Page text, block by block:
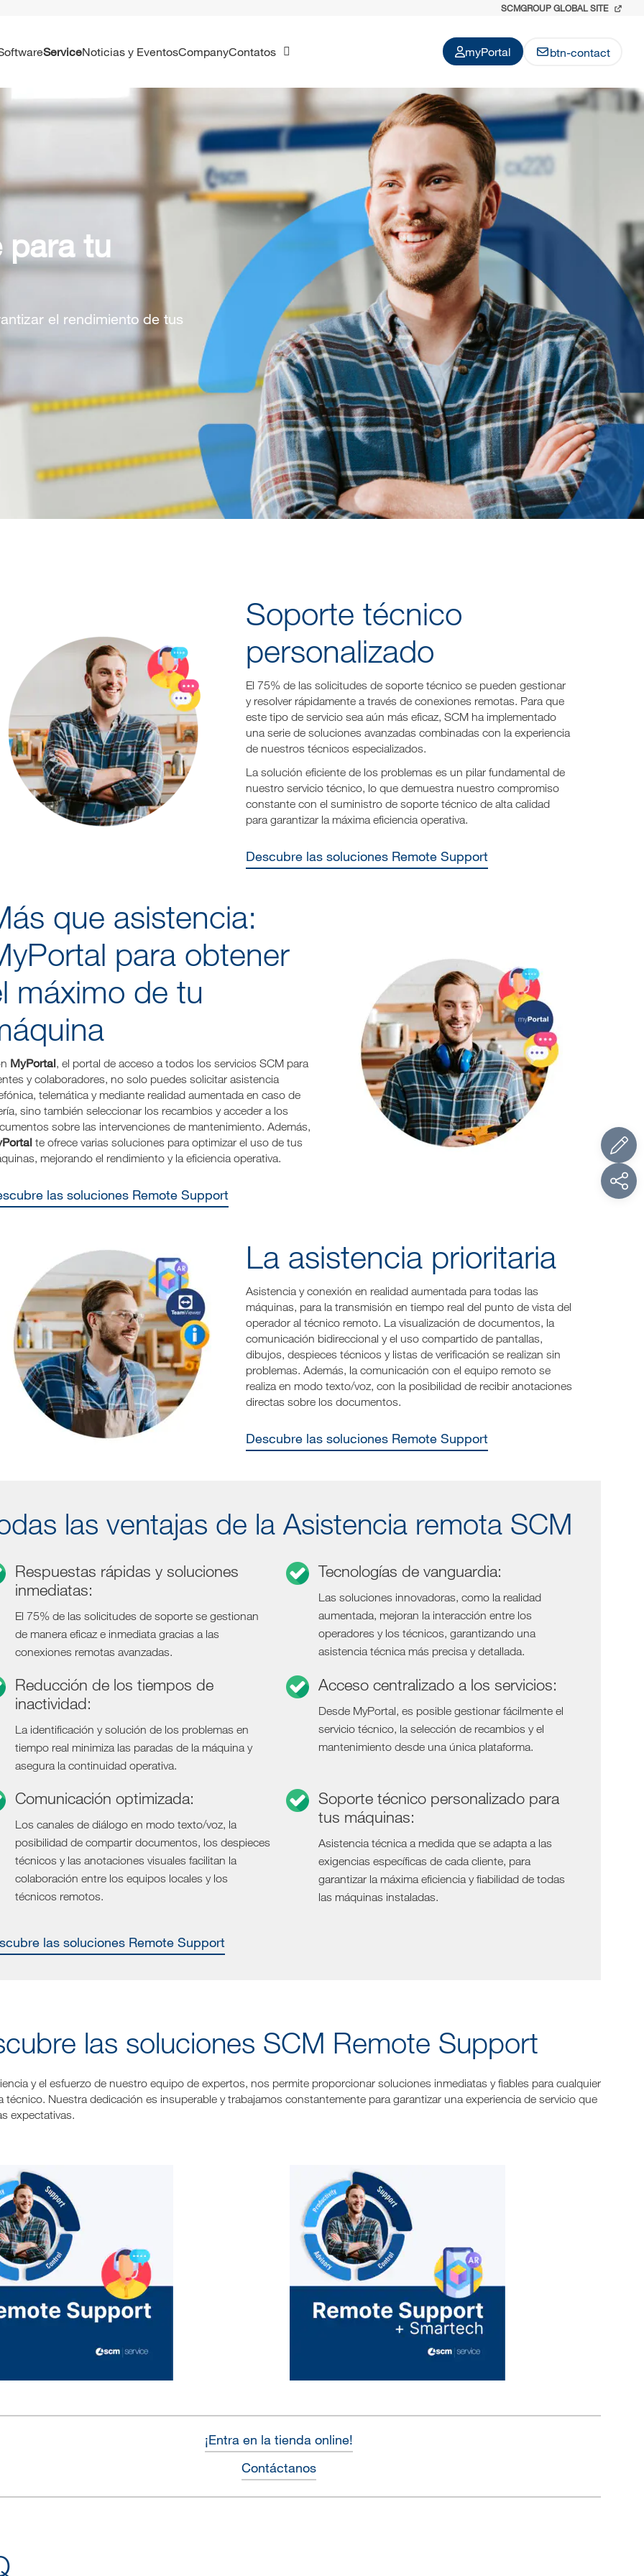
SCMGROUP GLOBAL SITE
Software Service Noticias y Eventos Company Contatos myPortal btn-contact
para tu
el rendimiento de tus
Soporte técnico
personalizado
El 75% de las solicitudes de soporte técnico se pueden gestionar
y resolver rápidamente a través de conexiones remotas. Para que
este tipo de servicio sea aún más eficaz, SCM ha implementado
una serie de soluciones avanzadas combinadas con la experiencia
de nuestros técnicos especializados.
La solución eficiente de los problemas es un pilar fundamental de
nuestro servicio técnico, lo que demuestra nuestro compromiso
constante con el suministro de soporte técnico de alta calidad
para garantizar la máxima eficiencia operativa.
Descubre las soluciones Remote Support
que asistencia:
para obtener
máximo de tu
MyPortal, el portal de acceso a todos los servicios SCM para
y colaboradores, no solo puedes solicitar asistencia
telemática y mediante realidad aumentada en caso de
sino también seleccionar los recambios y acceder a los
sobre las intervenciones de mantenimiento. Además,
te ofrece varias soluciones para optimizar el uso de tus
mejorando el rendimiento y la eficiencia operativa.
las soluciones Remote Support
La asistencia prioritaria
Asistencia y conexión en realidad aumentada para todas las
máquinas, para la transmisión en tiempo real del punto de vista del
operador al técnico remoto. La visualización de documentos, la
comunicación bidireccional y el uso compartido de pantallas,
dibujos, despieces técnicos y listas de verificación se realizan sin
problemas. Además, la comunicación con el equipo remoto se
realiza en modo texto/voz, con la posibilidad de recibir anotaciones
directas sobre los documentos.
Descubre las soluciones Remote Support
las ventajas de la Asistencia remota SCM
Respuestas rápidas y soluciones
inmediatas:
El 75% de las solicitudes de soporte se gestionan
de manera eficaz e inmediata gracias a las
conexiones remotas avanzadas.
Tecnologías de vanguardia:
Las soluciones innovadoras, como la realidad
aumentada, mejoran la interacción entre los
operadores y los técnicos, garantizando una
asistencia técnica más precisa y detallada.
Reducción de los tiempos de
inactividad:
La identificación y solución de los problemas en
tiempo real minimiza las paradas de la máquina y
asegura la continuidad operativa.
Acceso centralizado a los servicios:
Desde MyPortal, es posible gestionar fácilmente el
servicio técnico, la selección de recambios y el
mantenimiento desde una única plataforma.
Comunicación optimizada:
Los canales de diálogo en modo texto/voz, la
posibilidad de compartir documentos, los despieces
técnicos y las anotaciones visuales facilitan la
colaboración entre los equipos locales y los
técnicos remotos.
Soporte técnico personalizado para
tus máquinas:
Asistencia técnica a medida que se adapta a las
exigencias específicas de cada cliente, para
garantizar la máxima eficiencia y fiabilidad de todas
las máquinas instaladas.
las soluciones Remote Support
las soluciones SCM Remote Support
y el esfuerzo de nuestro equipo de expertos, nos permite proporcionar soluciones inmediatas y fiables para cualquier
técnico. Nuestra dedicación es insuperable y trabajamos constantemente para garantizar una experiencia de servicio que
expectativas.
¡Entra en la tienda online!
Contáctanos